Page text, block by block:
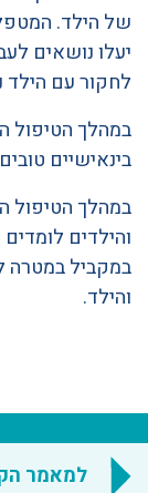
של הילד. המטפל
יעלו נושאים
לחקור עם הילד
במהלך הטיפול
בינאישיים
במהלך הטיפול
והילדים
במקביל במטרה
והילד.
למאמר